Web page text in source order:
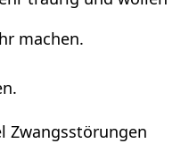
machen.
Zwangsstörungen